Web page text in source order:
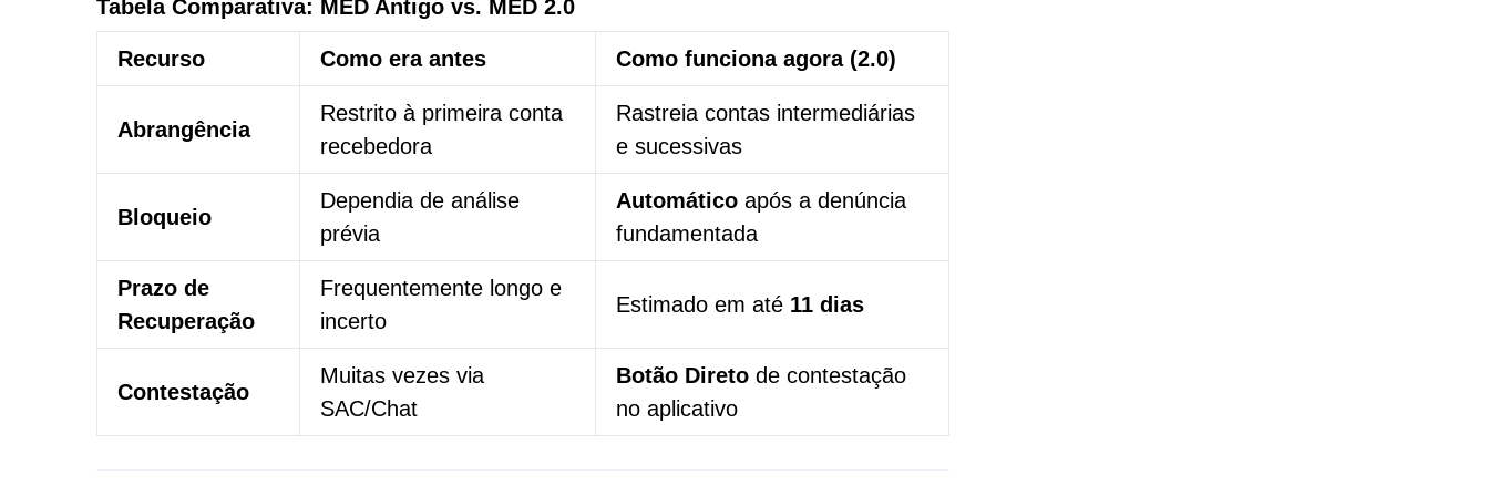
Tabela Comparativa: MED Antigo vs. MED 2.0
Recurso Como era antes Como funciona agora (2.0)
Abrangência
Restrito à primeira conta
recebedora
Rastreia contas intermediárias
e sucessivas
Bloqueio
Dependia de análise
prévia
Automático após a denúncia
fundamentada
Prazo de
Recuperação
Frequentemente longo e
incerto
Estimado em até 11 dias
Contestação
Muitas vezes via
SAC/Chat
Botão Direto de contestação
no aplicativo